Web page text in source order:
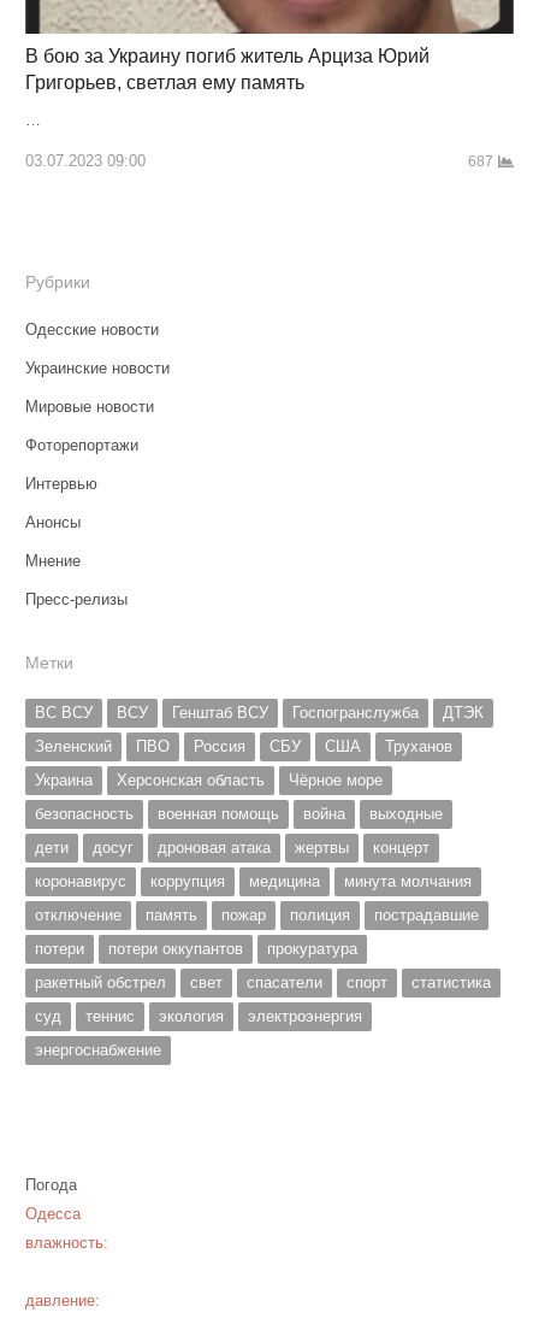
В бою за Украину погиб житель Арциза Юрий
Григорьев, светлая ему память
…
03.07.2023 09:00 687
Рубрики
Одесские новости
Украинские новости
Мировые новости
Фоторепортажи
Интервью
Анонсы
Мнение
Пресс-релизы
Метки
ВС ВСУ ВСУ Генштаб ВСУ Госпогранслужба
ДТЭК
Зеленский
ПВО Россия СБУ США
Труханов
Украина
Херсонская область
Чёрное море
безопасность
военная помощь война
выходные
дети
досуг дроновая атака жертвы
концерт
коронавирус
коррупция медицина
минута молчания
отключение
память пожар полиция
пострадавшие
потери
потери оккупантов
прокуратура
ракетный обстрел
свет спасатели спорт
статистика
суд
теннис экология
электроэнергия
энергоснабжение
Погода
Одесса
влажность:
давление: